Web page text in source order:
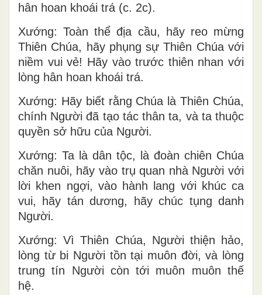
hân hoan khoái trá (c. 2c).
Xướng: Toàn thể địa cầu, hãy reo mừng
Thiên Chúa, hãy phụng sự Thiên Chúa với
niềm vui vẻ! Hãy vào trước thiên nhan với
lòng hân hoan khoái trá.
Xướng: Hãy biết rằng Chúa là Thiên Chúa,
chính Người đã tạo tác thân ta, và ta thuộc
quyền sở hữu của Người.
Xướng: Ta là dân tộc, là đoàn chiên Chúa
chăn nuôi, hãy vào trụ quan nhà Người với
lời khen ngợi, vào hành lang với khúc ca
vui, hãy tán dương, hãy chúc tụng danh
Người.
Xướng: Vì Thiên Chúa, Người thiện hảo,
lòng từ bi Người tồn tại muôn đời, và lòng
trung tín Người còn tới muôn muôn thế
hệ.